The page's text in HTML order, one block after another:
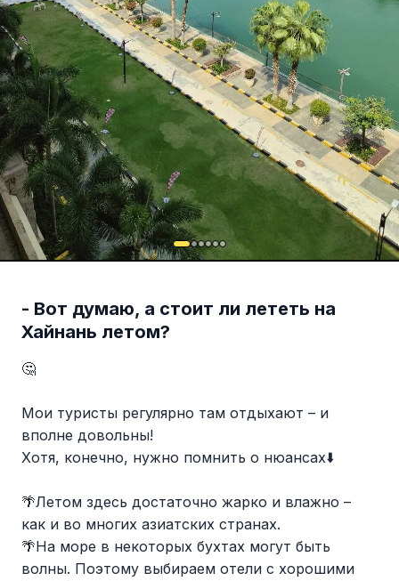
- Вот думаю, а стоит ли лететь на
Хайнань летом?
🤔
Мои туристы регулярно там отдыхают – и
вполне довольны!
Хотя, конечно, нужно помнить о нюансах⬇️
🌴Летом здесь достаточно жарко и влажно –
как и во многих азиатских странах.
🌴На море в некоторых бухтах могут быть
волны. Поэтому выбираем отели с хорошими